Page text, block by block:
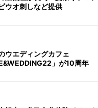
ウオ刺しなど提供
ウエディングカフェ
」が10周年